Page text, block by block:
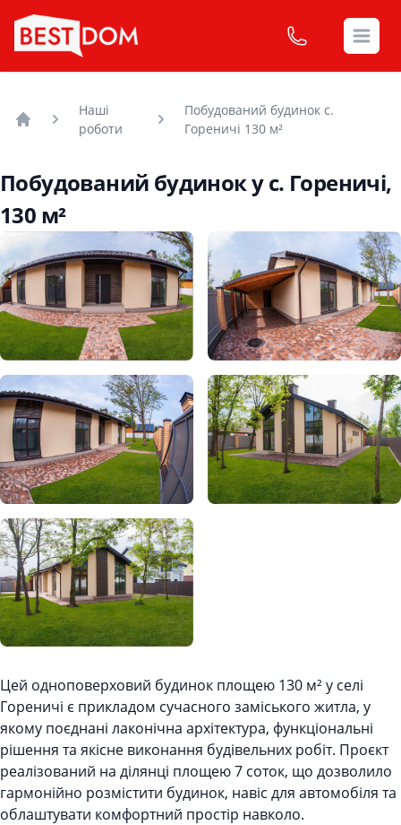
Наші
роботи
Побудований будинок с.
Гореничі 130 м²
Побудований будинок у с. Гореничі,
130 м²
Цей одноповерховий будинок площею 130 м² у селі
Гореничі є прикладом сучасного заміського житла, у
якому поєднані лаконічна архітектура, функціональні
рішення та якісне виконання будівельних робіт. Проєкт
реалізований на ділянці площею 7 соток, що дозволило
гармонійно розмістити будинок, навіс для автомобіля та
облаштувати комфортний простір навколо.